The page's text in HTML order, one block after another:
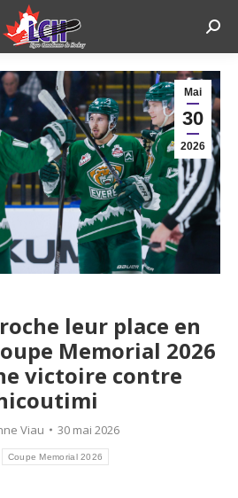
Mai
30
2026
leur place en
Memorial 2026
victoire contre
Viau
30 mai 2026
Coupe Memorial 2026